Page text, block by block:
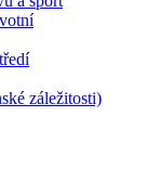
záležitosti)